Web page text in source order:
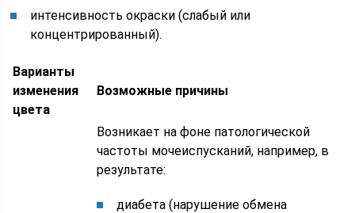
интенсивность окраски (слабый или
концентрированный).
Варианты
изменения
цвета
Возможные причины
Возникает на фоне патологической
частоты мочеиспусканий, например, в
результате:
диабета (нарушение обмена